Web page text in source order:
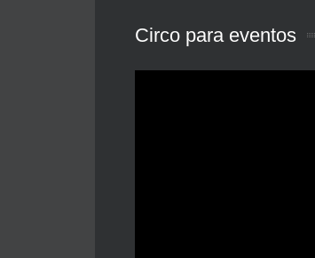
Circo para eventos